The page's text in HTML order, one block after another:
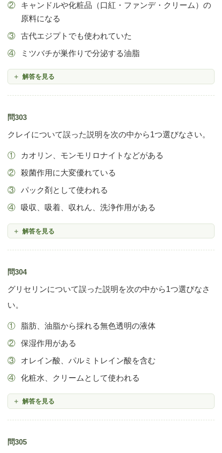
キャンドルや化粧品（口紅・ファンデ・クリーム）の
原料になる
古代エジプトでも使われていた
ミツバチが巣作りで分泌する油脂
解答を見る
問303
クレイについて誤った説明を次の中から1つ選びなさい。
カオリン、モンモリロナイトなどがある
殺菌作用に大変優れている
パック剤として使われる
吸収、吸着、収れん、洗浄作用がある
解答を見る
問304
グリセリンについて誤った説明を次の中から1つ選びなさ
い。
脂肪、油脂から採れる無色透明の液体
保湿作用がある
オレイン酸、パルミトレイン酸を含む
化粧水、クリームとして使われる
解答を見る
問305